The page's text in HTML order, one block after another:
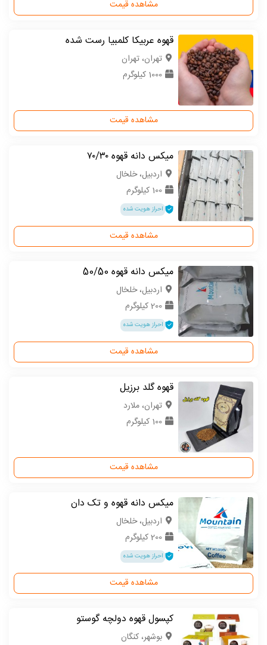
مشاهده قیمت
قهوه عربیکا کلمبیا رست شده
تهران، تهران
1000 کیلوگرم
مشاهده قیمت
میکس دانه قهوه ۷۰/۳۰
اردبیل، خلخال
100 کیلوگرم
احراز هویت شده
مشاهده قیمت
میکس دانه قهوه 50/50
اردبیل، خلخال
200 کیلوگرم
احراز هویت شده
مشاهده قیمت
قهوه گلد برزیل
تهران، ملارد
100 کیلوگرم
مشاهده قیمت
میکس دانه قهوه و تک دان
اردبیل، خلخال
200 کیلوگرم
احراز هویت شده
مشاهده قیمت
کپسول قهوه دولچه گوستو
بوشهر، کنگان